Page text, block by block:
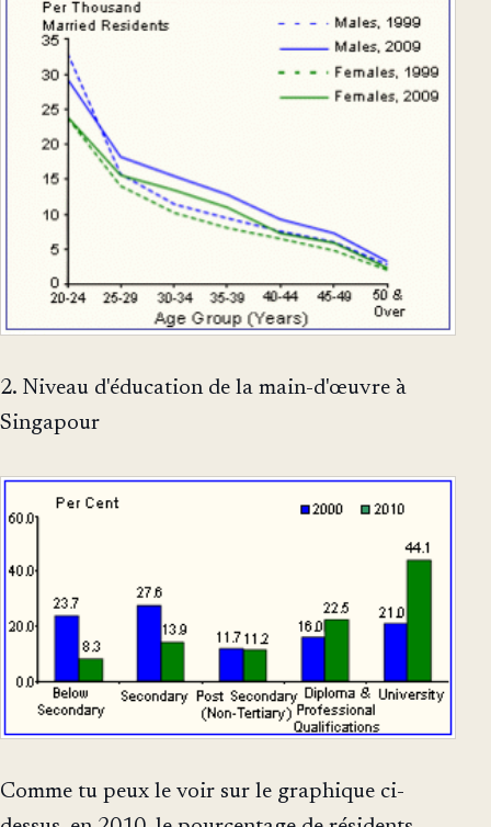
2. Niveau d'éducation de la main-d'œuvre à
Singapour
Comme tu peux le voir sur le graphique ci-